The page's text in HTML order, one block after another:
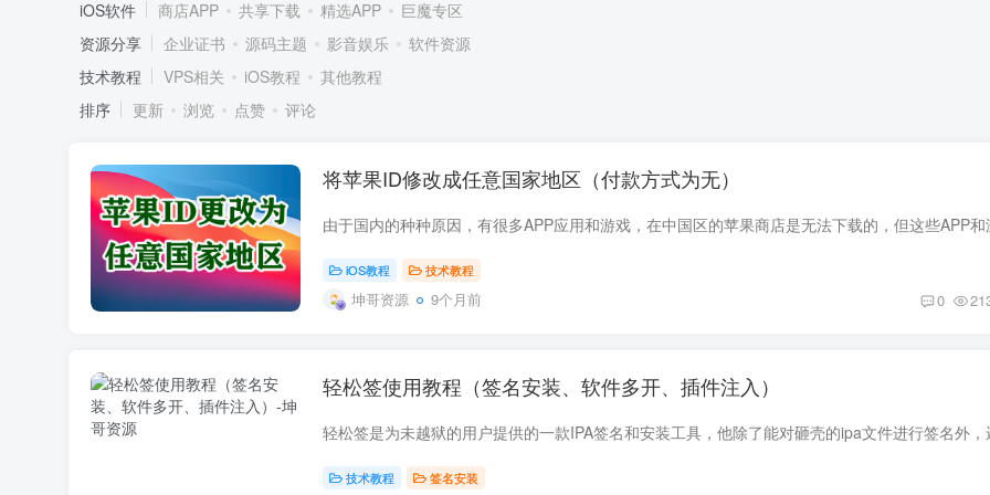
iOS软件 商店APP 共享下载 精选APP
巨魔专区
资源分享
企业证书 源码主题 影音娱乐
软件资源
技术教程
VPS相关 iOS教程
其他教程
排序
更新 浏览 点赞 评论
将苹果ID修改成任意国家地区（付款方式为无）
iOS教程 技术教程
坤哥资源 9个月前 0
轻松签使用教程（签名安装、软件多开、插件注入）
技术教程 签名安装